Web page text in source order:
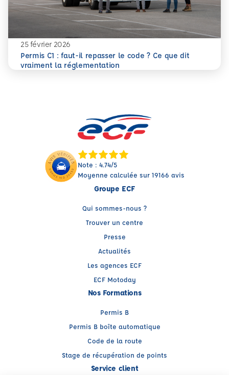
25 février 2026
Permis C1 : faut-il repasser le code ? Ce que dit
vraiment la réglementation
En savoir plus
Permis C1 : faut-il repasser le code ? Ce que dit vraiment
Note : 4.74/5
Moyenne calculée sur 19166 avis
Groupe ECF
Qui sommes-nous ?
Trouver un centre
Presse
Actualités
Les agences ECF
ECF Motoday
Nos Formations
Permis B
Permis B boîte automatique
Code de la route
Stage de récupération de points
Service client